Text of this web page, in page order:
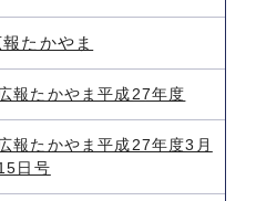
報たかやま
報たかやま平成27年度
報たかやま平成27年度3月
日号